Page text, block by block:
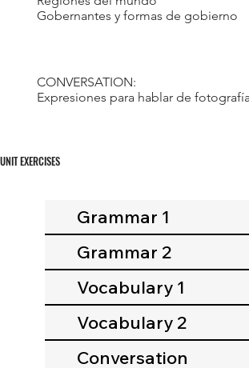
CONVERSATION:
Expresiones para hablar de
Gobernantes y formas de gobierno
UNIT EXERCISES
Grammar 1
Grammar 2
Vocabulary 1
Vocabulary 2
Conversation